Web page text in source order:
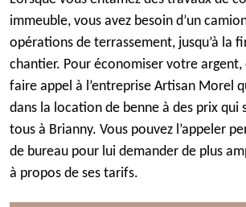
immeuble, vous avez besoin d’un
opérations de terrassement, jusqu’à la
chantier. Pour économiser votre argent,
faire appel à l’entreprise Artisan Morel
dans la location de benne à des prix qui
tous à Brianny. Vous pouvez l’appeler
de bureau pour lui demander de plus
à propos de ses tarifs.